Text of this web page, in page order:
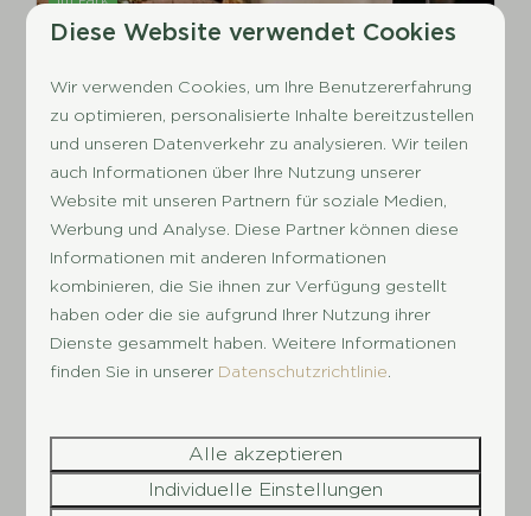
Café - Restaurant -
Snackbar
kochen? Besuchen Sie unser Restaurant
oder bestellen Sie Kleinigkeiten in unserer
gemütlich. Bitte beachten Sie, dass wir in
der Nebensaison nicht immer geöffnet
Diese Website verwendet Cookies
Wir verwenden Cookies, um Ihre Benutzererfahrung
zu optimieren, personalisierte Inhalte bereitzustellen
und unseren Datenverkehr zu analysieren. Wir teilen
auch Informationen über Ihre Nutzung unserer
Website mit unseren Partnern für soziale Medien,
Werbung und Analyse. Diese Partner können diese
Informationen mit anderen Informationen
kombinieren, die Sie ihnen zur Verfügung gestellt
haben oder die sie aufgrund Ihrer Nutzung ihrer
Dienste gesammelt haben. Weitere Informationen
finden Sie in unserer Datenschutzrichtlinie
Alle akzeptieren
Individuelle Einstellungen